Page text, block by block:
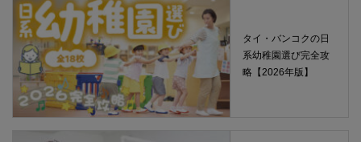
タイ・バンコクの日
系幼稚園選び完全攻
略【2026年版】